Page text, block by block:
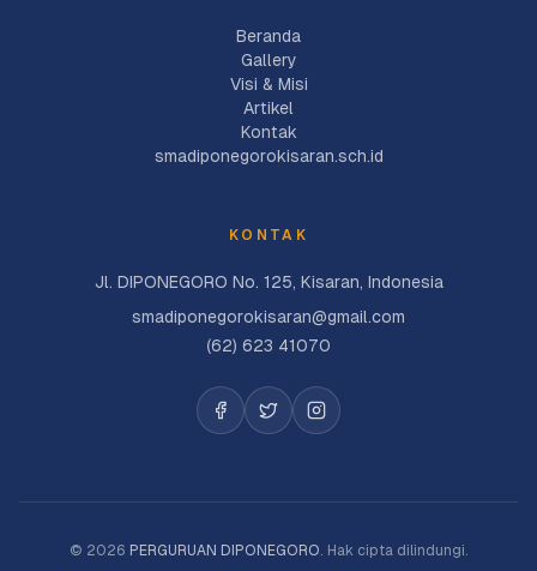
Beranda
Gallery
Visi & Misi
Artikel
Kontak
smadiponegorokisaran.sch.id
KONTAK
Jl. DIPONEGORO No. 125, Kisaran, Indonesia
smadiponegorokisaran@gmail.com
(62) 623 41070
© 2026 PERGURUAN DIPONEGORO . Hak cipta dilindungi.